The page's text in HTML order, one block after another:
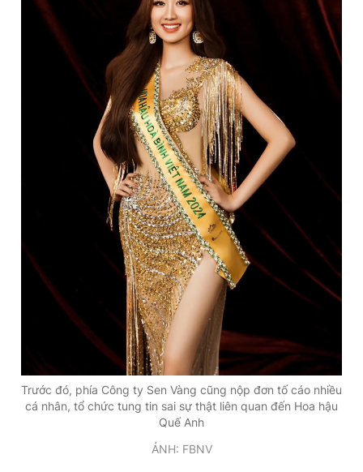
Trước đó, phía Công ty Sen Vàng cũng nộp đơn tố cáo nhiều
cá nhân, tổ chức tung tin sai sự thật liên quan đến Hoa hậu
Quế Anh
ẢNH: FBNV